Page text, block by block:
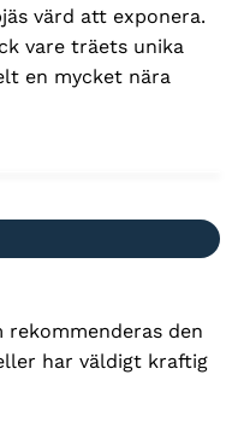
värd att exponera.
vare träets unika
en mycket nära
rekommenderas den
har väldigt kraftig